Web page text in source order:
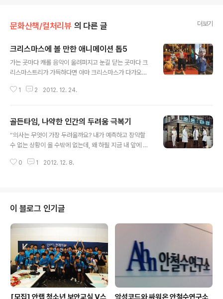
문화산책/컬처리뷰 의 다른 글 더보기
크리스마스에 볼 만한 애니메이션 톱5
가는 곳마다 캐롤 음악이 울려퍼지고 눈길 닫는 곳마다 크
리스마스트리가 가득하다면 아마 크리스마스가 다가오고
스지만 유독 크리스마스는 많은 사람들의 마음을 설레게
은 이들에게 묻고 싶다. 당신의 지난 크리스마스들은 어떠
했습니까? 많은 사람들이 제각각 다양한 다가올 크리스마
스 계획을 세우고 있겠지만 아마 그들이 여태껏 지내온 크
지 않을까 한다. 바로 크리스마스하면 누구나 한 번쯤 봤을
1 2 2012. 12. 24.
골든타임, 나약한 인간의 두려움 극복기
“의사는 무엇이 가장 두려울까요? 내가 예측하고 장악할
수 없는 상황이 올 수밖에 없는데, 왜 하필 지금 내 앞에 이
때는 어떻게 할 겁니까?” 드라마 『골든타임』에서 최인혁
에 없는 고통스런 상황에 처한다. 이 경험을 계기로 응급실
인턴을 지원하는데, 수많은 환자를 만나 절망과 희망을 넘
나드는 절박함 속에서 그는 성숙한 의사이자, 공감할 수 있
하기 때문에 더욱 높은 완성도를 보인다. 환자를 살린다는
결과에 치중한 기존의 의학 ..
0 1 2012. 12. 8.
이 블로그 인기글
[모집] 안랩 청소년 보안교실 V스
악성코드와 싸워온 안철수연구소